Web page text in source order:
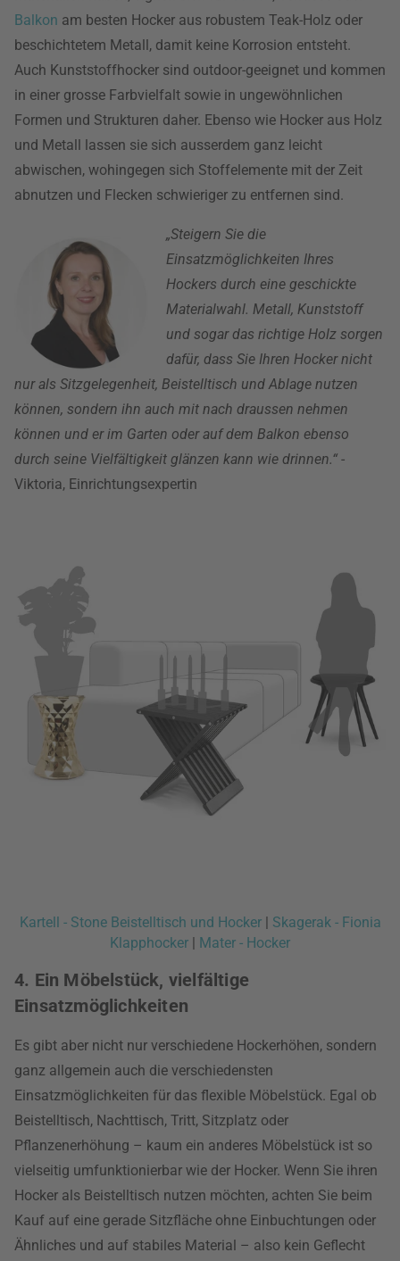
Balkon am besten Hocker aus robustem Teak-Holz oder
beschichtetem Metall, damit keine Korrosion entsteht.
Auch Kunststoffhocker sind outdoor-geeignet und kommen
in einer grosse Farbvielfalt sowie in ungewöhnlichen
Formen und Strukturen daher. Ebenso wie Hocker aus Holz
und Metall lassen sie sich ausserdem ganz leicht
abwischen, wohingegen sich Stoffelemente mit der Zeit
abnutzen und Flecken schwieriger zu entfernen sind.
„Steigern Sie die
Einsatzmöglichkeiten Ihres
Hockers durch eine geschickte
Materialwahl. Metall, Kunststoff
und sogar das richtige Holz sorgen
dafür, dass Sie Ihren Hocker nicht
nur als Sitzgelegenheit, Beistelltisch und Ablage nutzen
können, sondern ihn auch mit nach draussen nehmen
können und er im Garten oder auf dem Balkon ebenso
durch seine Vielfältigkeit glänzen kann wie drinnen.“ -
Viktoria, Einrichtungsexpertin
Kartell - Stone Beistelltisch und Hocker| Skagerak - Fionia
Klapphocker | Mater - Hocker
4. Ein Möbelstück, vielfältige
Einsatzmöglichkeiten
Es gibt aber nicht nur verschiedene Hockerhöhen, sondern
ganz allgemein auch die verschiedensten
Einsatzmöglichkeiten für das flexible Möbelstück. Egal ob
Beistelltisch, Nachttisch, Tritt, Sitzplatz oder
Pflanzenerhöhung – kaum ein anderes Möbelstück ist so
vielseitig umfunktionierbar wie der Hocker. Wenn Sie ihren
Hocker als Beistelltisch nutzen möchten, achten Sie beim
Kauf auf eine gerade Sitzfläche ohne Einbuchtungen oder
Ähnliches und auf stabiles Material – also kein Geflecht